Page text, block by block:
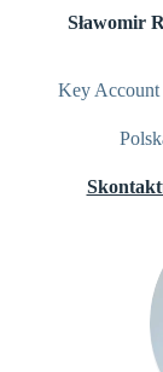
Sławomir
Key Account